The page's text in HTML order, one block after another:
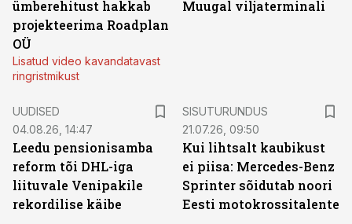
ümberehitust hakkab
projekteerima Roadplan
OÜ
Lisatud video kavandatavast
ringristmikust
Muugal viljaterminali
UUDISED
04.08.26, 14:47
Leedu pensionisamba
reform tõi DHL-iga
liituvale Venipakile
rekordilise käibe
SISUTURUNDUS
21.07.26, 09:50
Kui lihtsalt kaubikust
ei piisa: Mercedes-Benz
Sprinter sõidutab noori
Eesti motokrossitalente